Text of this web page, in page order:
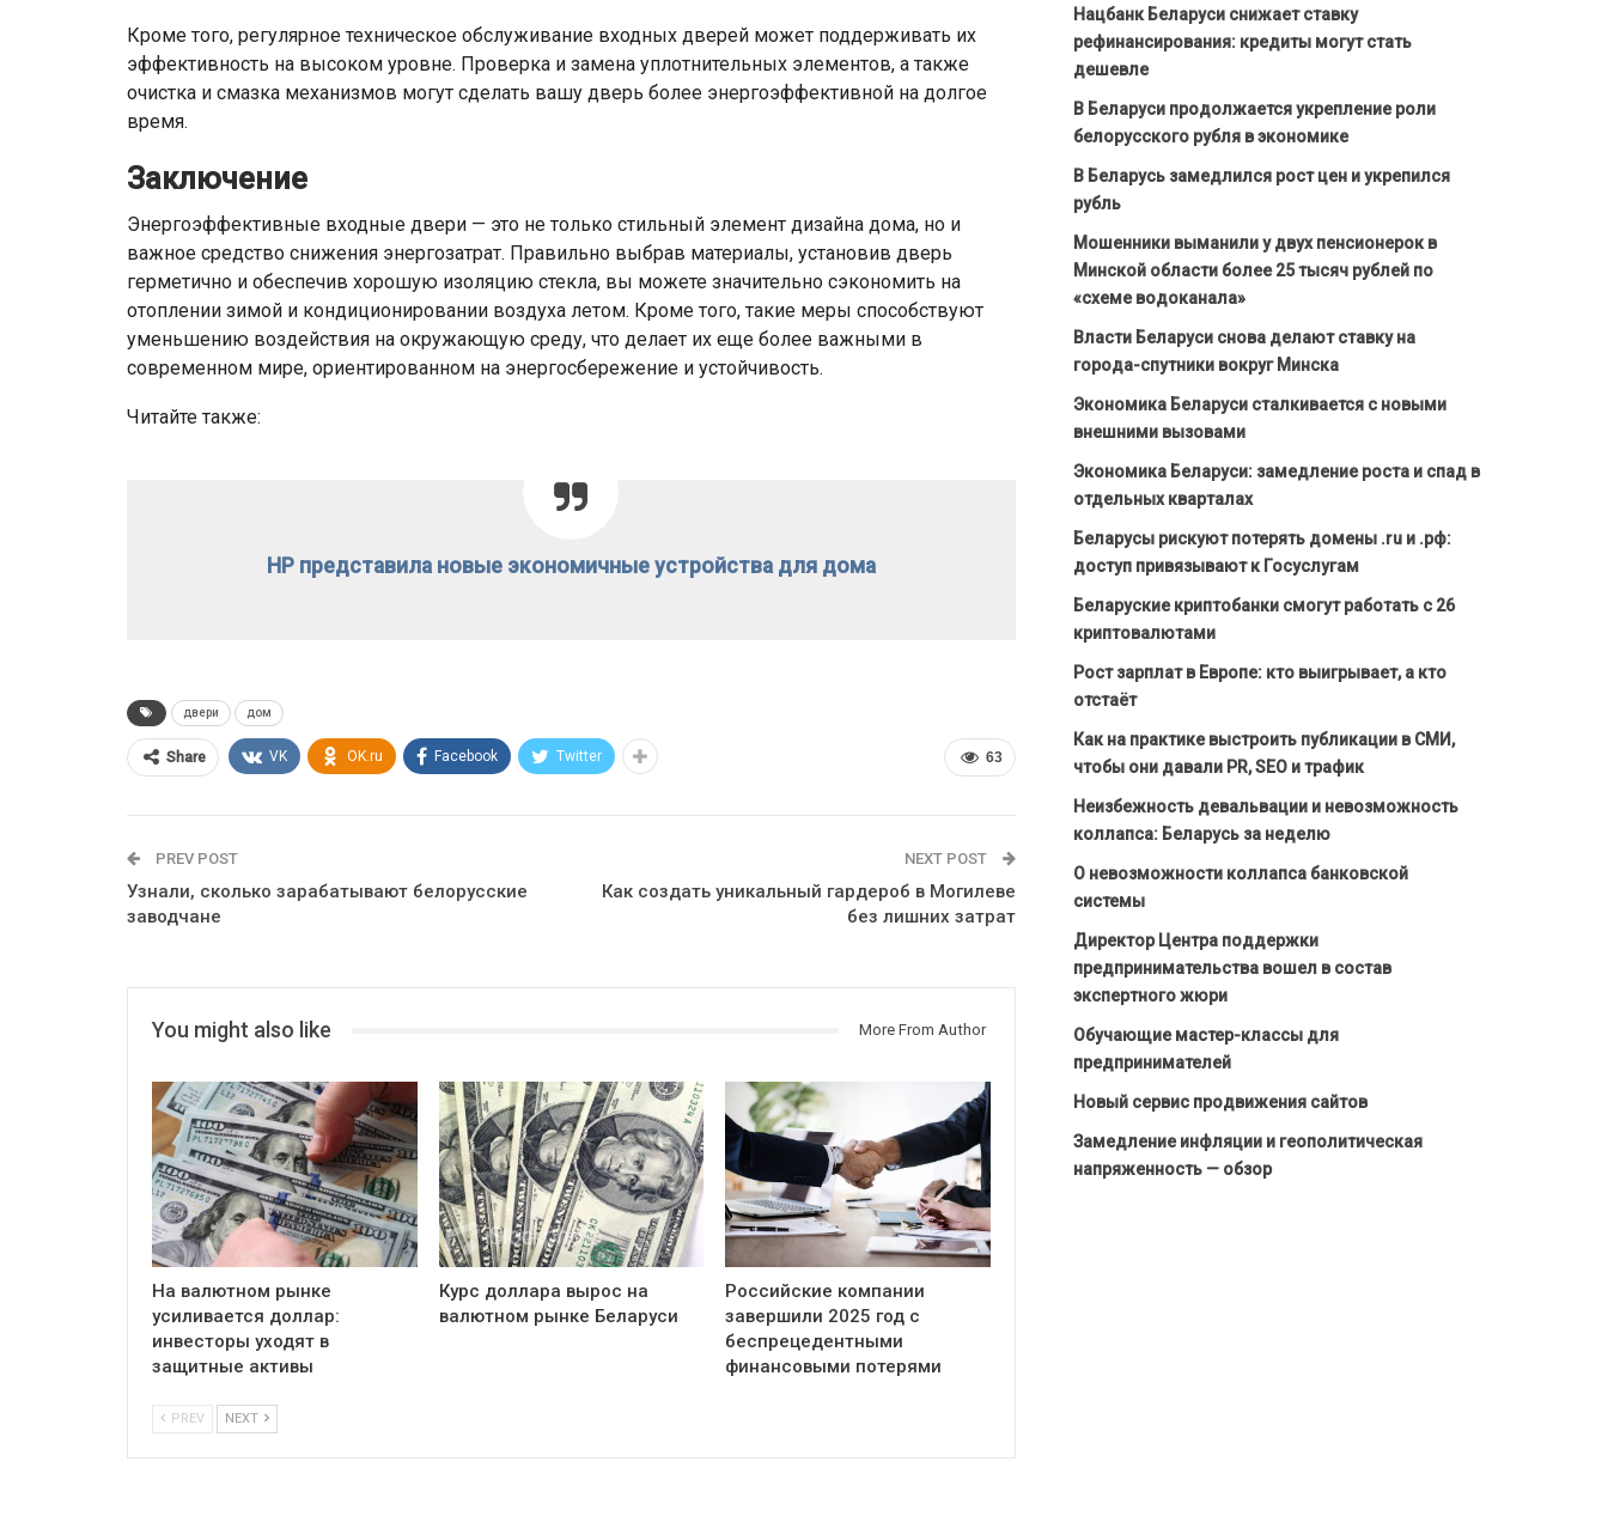
Кроме того, регулярное техническое обслуживание входных дверей может поддерживать их
эффективность на высоком уровне. Проверка и замена уплотнительных элементов, а также
очистка и смазка механизмов могут сделать вашу дверь более энергоэффективной на долгое
время.
Заключение
Энергоэффективные входные двери — это не только стильный элемент дизайна дома, но и
важное средство снижения энергозатрат. Правильно выбрав материалы, установив дверь
герметично и обеспечив хорошую изоляцию стекла, вы можете значительно сэкономить на
отоплении зимой и кондиционировании воздуха летом. Кроме того, такие меры способствуют
уменьшению воздействия на окружающую среду, что делает их еще более важными в
современном мире, ориентированном на энергосбережение и устойчивость.
Читайте также:
HP представила новые экономичные устройства для дома
двери дом
63
Share VK OK.ru Facebook Twitter
PREV POST
Узнали, сколько зарабатывают белорусские
заводчане
NEXT POST
Как создать уникальный гардероб в Могилеве
без лишних затрат
You might also like More From Author
На валютном рынке
усиливается доллар:
инвесторы уходят в
защитные активы
Курс доллара вырос на
валютном рынке Беларуси
Российские компании
завершили 2025 год с
беспрецедентными
финансовыми потерями
PREV NEXT
Нацбанк Беларуси снижает ставку
рефинансирования: кредиты могут стать
дешевле
В Беларуси продолжается укрепление роли
белорусского рубля в экономике
В Беларусь замедлился рост цен и укрепился
рубль
Мошенники выманили у двух пенсионерок в
Минской области более 25 тысяч рублей по
«схеме водоканала»
Власти Беларуси снова делают ставку на
города-спутники вокруг Минска
Экономика Беларуси сталкивается с новыми
внешними вызовами
Экономика Беларуси: замедление роста и спад в
отдельных кварталах
Беларусы рискуют потерять домены .ru и .рф:
доступ привязывают к Госуслугам
Беларуские криптобанки смогут работать с 26
криптовалютами
Рост зарплат в Европе: кто выигрывает, а кто
отстаёт
Как на практике выстроить публикации в СМИ,
чтобы они давали PR, SEO и трафик
Неизбежность девальвации и невозможность
коллапса: Беларусь за неделю
О невозможности коллапса банковской
системы
Директор Центра поддержки
предпринимательства вошел в состав
экспертного жюри
Обучающие мастер-классы для
предпринимателей
Новый сервис продвижения сайтов
Замедление инфляции и геополитическая
напряженность — обзор